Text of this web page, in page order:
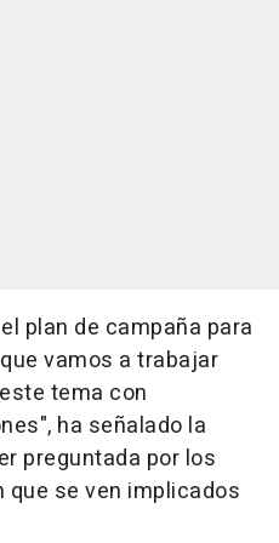
plan de campaña para
vamos a trabajar
tema con
ha señalado la
preguntada por los
se ven implicados